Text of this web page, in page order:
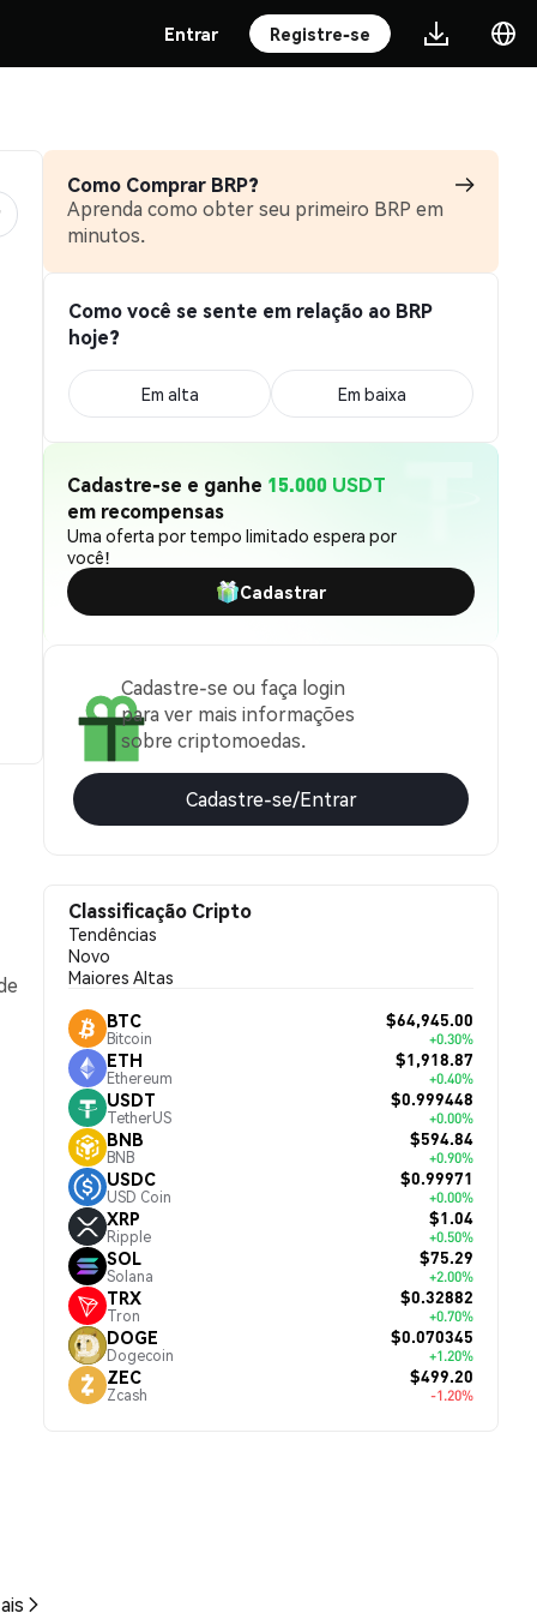
Entrar Registre-se
Como Comprar BRP?
Aprenda como obter seu primeiro BRP em
minutos.
Como você se sente em relação ao BRP
hoje?
Em alta Em baixa
Cadastre-se e ganhe 15.000 USDT
em recompensas
Uma oferta por tempo limitado espera por
você!
Cadastrar
Cadastre-se ou faça login
para ver mais informações
sobre criptomoedas.
Cadastre-se/Entrar
Classificação Cripto
Tendências
Novo
Maiores Altas
BTC
Bitcoin
$64,945.00
+0.30%
ETH
Ethereum
$1,918.87
+0.40%
USDT
TetherUS
$0.999448
+0.00%
BNB
BNB
$594.84
+0.90%
USDC
USD Coin
$0.99971
+0.00%
XRP
Ripple
$1.04
+0.50%
SOL
Solana
$75.29
+2.00%
TRX
Tron
$0.32882
+0.70%
DOGE
Dogecoin
$0.070345
+1.20%
ZEC
Zcash
$499.20
-1.20%